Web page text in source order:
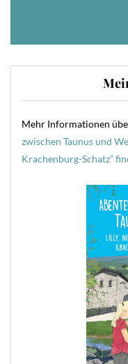
Mehr Informationen
zwischen Taunus und
Krachenburg-Schatz“